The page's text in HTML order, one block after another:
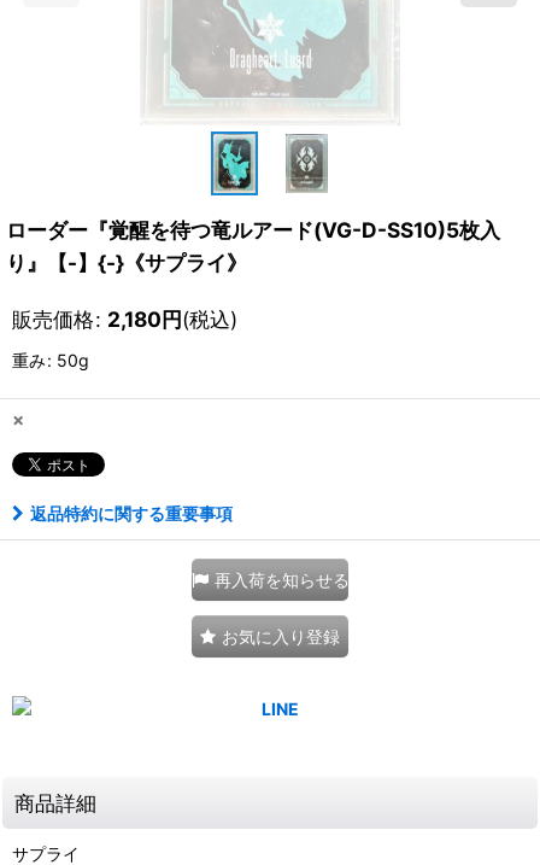
ローダー『覚醒を待つ竜ルアード(VG-D-SS10)5枚入
り』【-】{-}《サプライ》
販売価格: 2,180円(税込)
重み: 50g
×
返品特約に関する重要事項
再入荷を知らせる
お気に入り登録
商品詳細
サプライ